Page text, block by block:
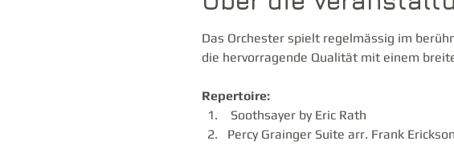
Das Orchester spielt regelmässig im
die hervorragende Qualität mit einem
Repertoire:
Soothsayer by Eric Rath
Percy Grainger Suite arr. Frank Erickson